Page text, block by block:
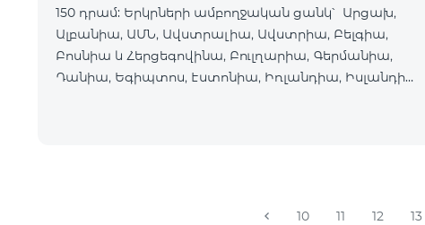
150 դրամ: Երկրների ամբողջական ցանկ՝ Արցախ,
Ալբանիա, ԱՄՆ, Ավստրալիա, Ավստրիա, Բելգիա,
Բոսնիա և Հերցեգովինա, Բուլղարիա, Գերմանիա,
Դանիա, Եգիպտոս, Էստոնիա, Իռլանդիա, Իսլանդիա,
10 11 12 13